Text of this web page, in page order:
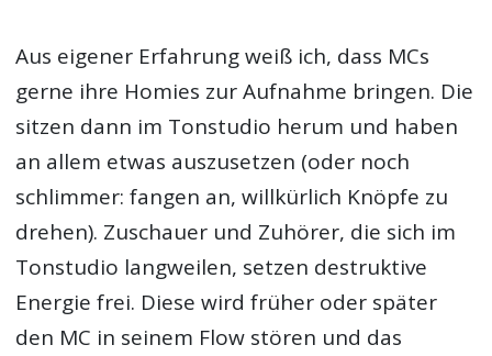
Aus eigener Erfahrung weiß ich, dass MCs
gerne ihre Homies zur Aufnahme bringen. Die
sitzen dann im Tonstudio herum und haben
an allem etwas auszusetzen (oder noch
schlimmer: fangen an, willkürlich Knöpfe zu
drehen). Zuschauer und Zuhörer, die sich im
Tonstudio langweilen, setzen destruktive
Energie frei. Diese wird früher oder später
den MC in seinem Flow stören und das